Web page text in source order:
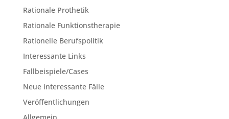
Rationale Prothetik
Rationale Funktionstherapie
Rationelle Berufspolitik
Interessante Links
Fallbeispiele/Cases
Neue interessante Fälle
Veröffentlichungen